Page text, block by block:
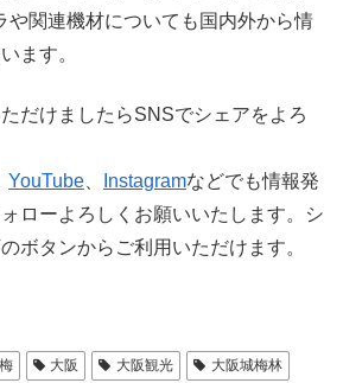
や関連機材についても国内外から情
ます。
だけましたらSNSでシェアをよろ
YouTube Instagramなどでも情報発
ローよろしくお願いいたします。シ
ボタンからご利用いただけます。
梅 大阪 大阪観光 大阪城梅林